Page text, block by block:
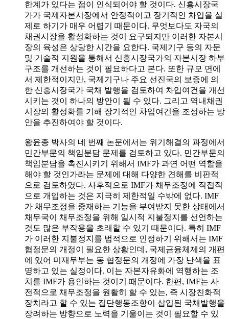
한계가 있다는 점이 인식되어야 할 것이다. 신흥시장국
가가 국제자본시장에서 안정적이고 장기적인 차입을 실
제로 하기가 매우 어렵기 때문이다. 무엇보다도 자국의
채권시장을 활성화하는 것이 요구되지만 이러한 자본시
장의 육성은 상당한 시간을 요한다. 국제기구 등의 자문
및 기술적 지원을 통해서 신흥시장국가의 자본시장 하부
구조를 개선하는 것이 필요하다고 본다. 또한 규모 면에
서 제한적이지만, 국제기구나 주요 선진국의 보증에 의
한 신흥시장국가 국채 발행을 검토하여 차입여건을 개선
시키는 것이 하나의 방안이 될 수 있다. 그리고 역내채권
시장의 활성화를 기해 장기적인 차입여건을 조성하는 방
안을 추진하여야 할 것이다.
왕윤종 박사의 네 번째 논문에서는 위기해결의 과정에서
민간부문의 책임분담 문제를 검토하고 있다. 민간부문의
책임분담을 촉진시키기 위해서 IMF가 과연 어떤 역할을
해야 할 것인가라는 문제에 대해 다양한 견해를 비판적
으로 검토하였다. 사후적으로 IMF가 채무조정에 직접적
으로 개입하는 것은 지극히 제한적일 수밖에 없다. IMF
가 채무조정을 중재하는 기능을 부여받지 못한 상태에서
채무국이 채무조정을 위해 일시적 지불정지를 선언하는
것도 많은 부작용을 초래할 수 있기 때문이다. 특히 IMF
가 이러한 지불정지를 법적으로 인정하기 위해서는 IMF
협정문의 개정이 필요한 상황인데, 국제금융체제의 개편
에 있어 미재무부는 동 협정문의 개정에 가장 난색을 표
명하고 있는 실정이다. 이는 자본자유화에 역행하는 조
치를 IMF가 용인하는 것이기 때문이다. 한편, IMF는 사
전적으로 채무조정을 원활히 할 수 있는, 즉 시장친화적
장치라고 할 수 있는 집단행동조항이 삽입된 국채발행을
장려하는 방향으로 노력을 기울이는 것이 필요할 수 있